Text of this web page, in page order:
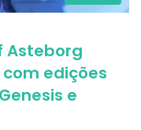
Asteborg
edições
e